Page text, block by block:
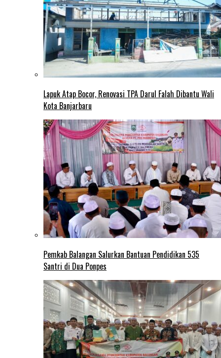
Lapuk Atap Bocor, Renovasi TPA Darul Falah Dibantu Wali
Kota Banjarbaru
Pemkab Balangan Salurkan Bantuan Pendidikan 535
Santri di Dua Ponpes